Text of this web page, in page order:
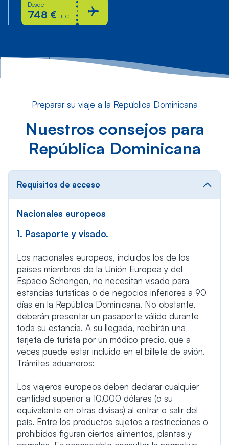
Desde
748 € TTC
Preparar su viaje a la República Dominicana
Nuestros consejos para
República Dominicana
Requisitos de acceso
Nacionales europeos
1. Pasaporte y visado.
Los nacionales europeos, incluidos los de los
países miembros de la Unión Europea y del
Espacio Schengen, no necesitan visado para
estancias turísticas o de negocios inferiores a 90
días en la República Dominicana. No obstante,
deberán presentar un pasaporte válido durante
toda su estancia. A su llegada, recibirán una
tarjeta de turista por un módico precio, que a
veces puede estar incluido en el billete de avión.
Trámites aduaneros:
Los viajeros europeos deben declarar cualquier
cantidad superior a 10.000 dólares (o su
equivalente en otras divisas) al entrar o salir del
país. Entre los productos sujetos a restricciones o
prohibidos figuran ciertos alimentos, plantas y